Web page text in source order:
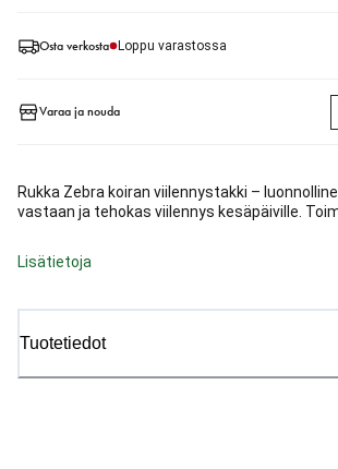
Osta verkosta Loppu varastossa
Varaa ja nouda
Rukka Zebra koiran viilennystakki –
vastaan ja tehokas viilennys kesäpäiville.
Lisätietoja
Tuotetiedot